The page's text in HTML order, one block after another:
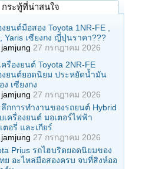
กระทู้ที่น่าสนใจ
งยนต์มือสอง Toyota 1NR-FE ,
Yaris เซียงกง ญี่ปุ่นราคา???
jamjung 27 กรกฎาคม 2026
ครื่องยนต์ Toyota 2NR-FE
งยนต์ยอดนิยม ประหยัดน้ำมัน
ง เซียงกง
jamjung 27 กรกฎาคม 2026
ลึกการทำงานของรถยนต์ Hybrid
เครื่องยนต์ มอเตอร์ไฟฟ้า
ตอรี่ และเกียร์
jamjung 27 กรกฎาคม 2026
Prius รถไฮบริดยอดนิยมของ
ย อะไหล่มือสองครบ จบที่สิงห์ออ